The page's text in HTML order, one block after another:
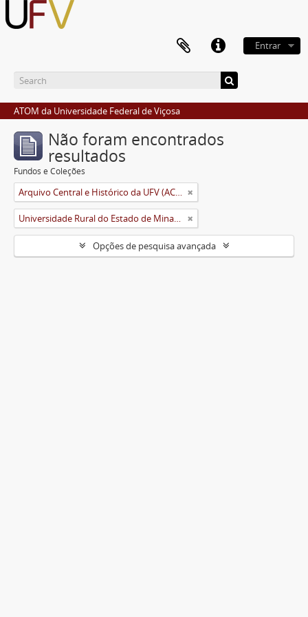
Entrar
ATOM da Universidade Federal de Viçosa
Não foram encontrados
resultados
Fundos e Coleções
Arquivo Central e Histórico da UFV (ACH-UFV)
Universidade Rural do Estado de Minas Gerais (Uremg)
Opções de pesquisa avançada